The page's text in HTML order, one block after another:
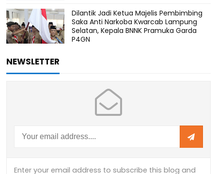
Dilantik Jadi Ketua Majelis Pembimbing
Saka Anti Narkoba Kwarcab Lampung
Selatan, Kepala BNNK Pramuka Garda
P4GN
NEWSLETTER